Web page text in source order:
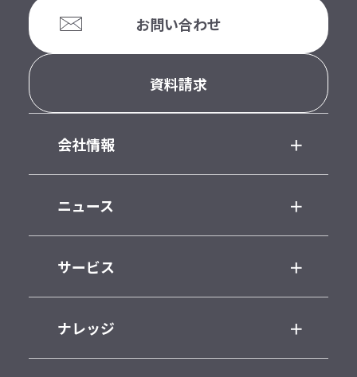
お問い合わせ
資料請求
会社情報
ニュース
サービス
ナレッジ